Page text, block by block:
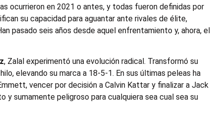
ocurrieron en 2021 o antes, y todas fueron definidas por
su capacidad para aguantar ante rivales de élite,
pasado seis años desde aquel enfrentamiento y, ahora, el
, Zalal experimentó una evolución radical. Transformó su
elevando su marca a 18-5-1. En sus últimas peleas ha
vencer por decisión a Calvin Kattar y finalizar a Jack
y sumamente peligroso para cualquiera sea cual sea su